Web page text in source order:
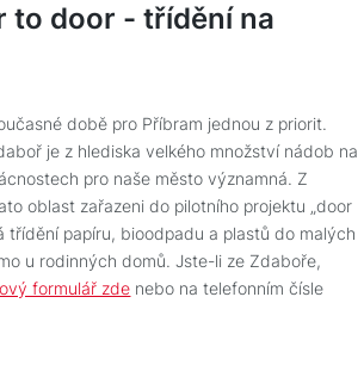
to door - třídění na
době pro Příbram jednou z priorit.
je z hlediska velkého množství nádob na
pro naše město významná. Z
oblast zařazeni do pilotního projektu „door
třídění papíru, bioodpadu a plastů do malých
u rodinných domů. Jste-li ze Zdaboře,
formulář zde nebo na telefonním čísle